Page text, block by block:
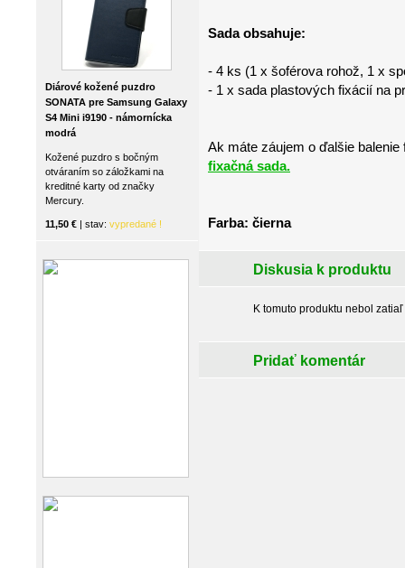
Diárové kožené puzdro
SONATA pre Samsung Galaxy
S4 Mini i9190 - námornícka
modrá
Kožené puzdro s bočným
otváraním so záložkami na
kreditné karty od značky
Mercury.
11,50 € | stav: vypredané !
Sada obsahuje:
- 4 ks (1 x šoférova rohož, 1 x
- 1 x sada plastových fixácií na
Ak máte záujem o ďalšie
fixačná sada.
Farba: čierna
Diskusia k produktu
K tomuto produktu nebol
Pridať komentár